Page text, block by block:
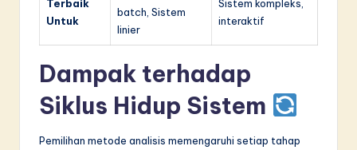
Terbaik
Untuk
batch, Sistem
linier
Sistem kompleks,
interaktif
Dampak terhadap
Siklus Hidup Sistem
Pemilihan metode analisis memengaruhi setiap tahap